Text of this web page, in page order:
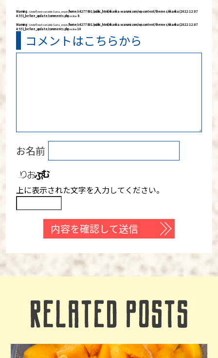
Warning: Undefined variable $aria_req in/home/c4277801/public_html/rikarika-warumi.com/wp-content/themes/rikarika (2022:12:07
4:55)_before_update/comments.phpon line 8
Warning: Undefined variable $aria_req in/home/c4277801/public_html/rikarika-warumi.com/wp-content/themes/rikarika (2022:12:07
4:55)_before_update/comments.phpon line10
コメントはこちらから
お名前
上に表示された文字を入力してください。